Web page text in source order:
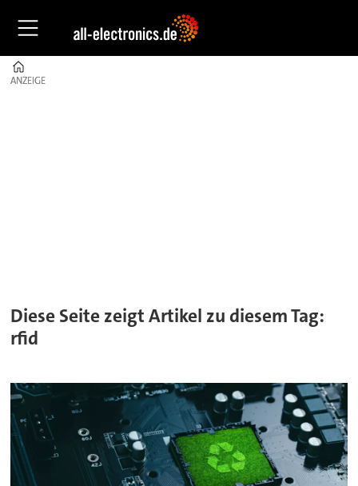
ANZEIGE
ANZEIGE
Diese Seite zeigt Artikel zu diesem Tag:
rfid